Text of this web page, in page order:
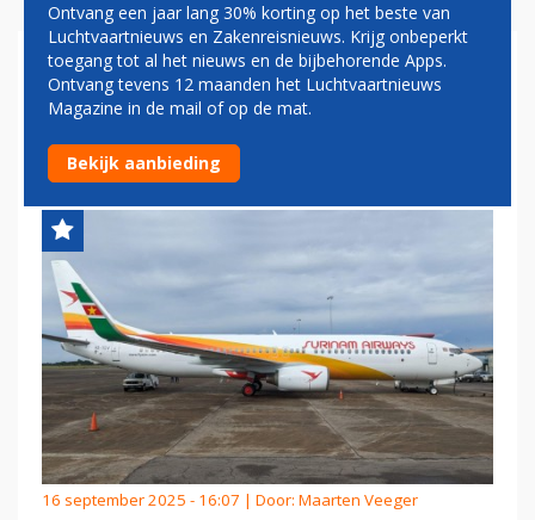
SURINAME WIL SNEL VAN
ZWARTE LIJST LUCHTVAART
AF
16 september 2025 - 16:07 | Door: Maarten Veeger
Ontvang een jaar lang 30% korting op het beste van
Luchtvaartnieuws en Zakenreisnieuws. Krijg onbeperkt
toegang tot al het nieuws en de bijbehorende Apps.
Ontvang tevens 12 maanden het Luchtvaartnieuws
Magazine in de mail of op de mat.
Bekijk aanbieding